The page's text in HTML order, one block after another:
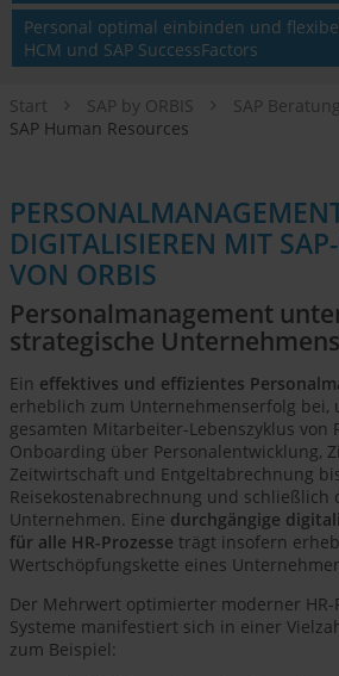
Personal optimal einbinden und
HCM und SAP SuccessFactors
Start SAP by ORBIS
SAP
SAP Human Resources
DIGITALISIEREN MIT
VON ORBIS
Personalmanagement
strategische
Ein effektives und effizientes
erheblich zum Unternehmenserfolg bei,
gesamten Mitarbeiter-Lebenszyklus von
Onboarding über Personalentwicklung,
Zeitwirtschaft und Entgeltabrechnung
Reisekostenabrechnung und schließlich
Unternehmen. Eine durchgängige
für alle HR-Prozesse trägt insofern
Wertschöpfungskette eines
Der Mehrwert optimierter moderner HR-
Systeme manifestiert sich in einer
zum Beispiel: